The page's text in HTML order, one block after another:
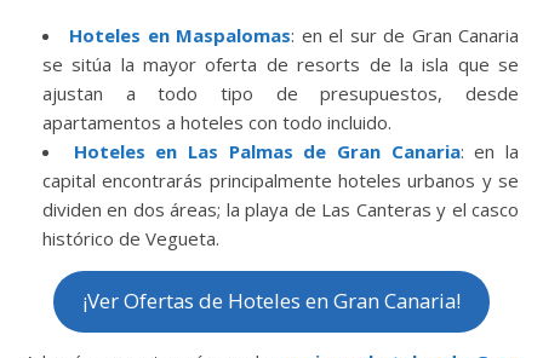
Hoteles en Maspalomas: en el sur de Gran Canaria
se sitúa la mayor oferta de resorts de la isla que se
ajustan a todo tipo de presupuestos, desde
apartamentos a hoteles con todo incluido.
Hoteles en Las Palmas de Gran Canaria: en la
capital encontrarás principalmente hoteles urbanos y se
dividen en dos áreas; la playa de Las Canteras y el casco
histórico de Vegueta.
¡Ver Ofertas de Hoteles en Gran Canaria!